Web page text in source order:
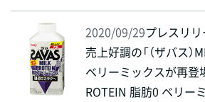
2020/09/29プレスリ
売上好調の「（ザバス）
ベリーミックスが再登場
ROTEIN 脂肪0 ベリー